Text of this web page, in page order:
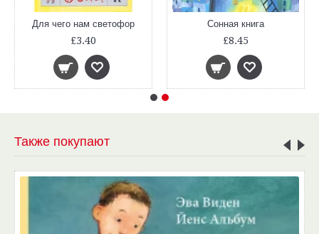
Для чего нам светофор
£3.40
Сонная книга
£8.45
Также покупают